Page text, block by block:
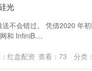
光
不会错过。 凭借2020 年
和 InfiniB....
红盘配资 查看： 73 分类：